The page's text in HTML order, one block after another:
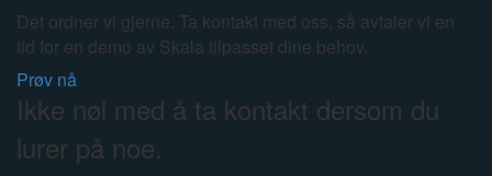
Det ordner vi gjerne. Ta kontakt med oss, så avtaler vi en
tid for en demo av Skala tilpasset dine behov.
Prøv nå
Ikke nøl med å ta kontakt dersom du
lurer på noe.